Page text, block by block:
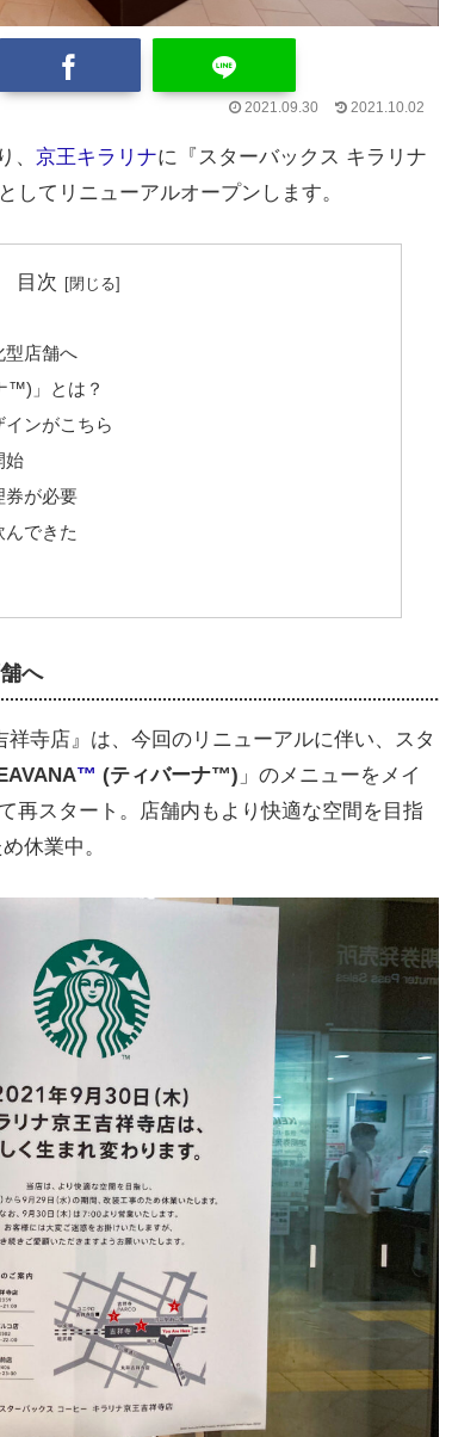
2021.09.30 2021.10.02
、 京王キラリナに『スターバックス キラリナ
してリニューアルオープンします。
目次
型店舗へ
™)」とは？
インがこちら
始
券が必要
できた
へ
祥寺店』は、今回のリニューアルに伴い、スタ
™ (ティバーナ™) 」のメニューをメイ
再スタート。店舗内もより快適な空間を目指
休業中。